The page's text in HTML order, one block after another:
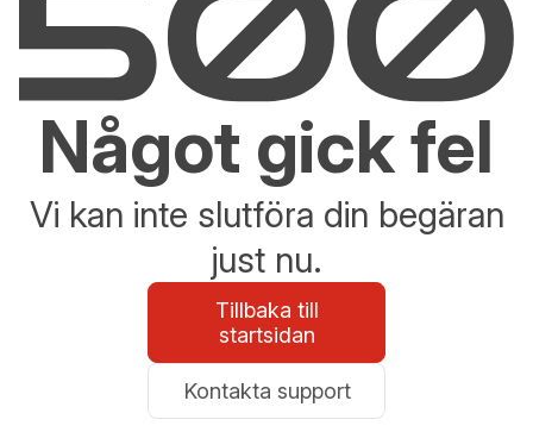
Något gick fel
Vi kan inte slutföra din begäran
just nu.
Tillbaka till
startsidan
Kontakta support